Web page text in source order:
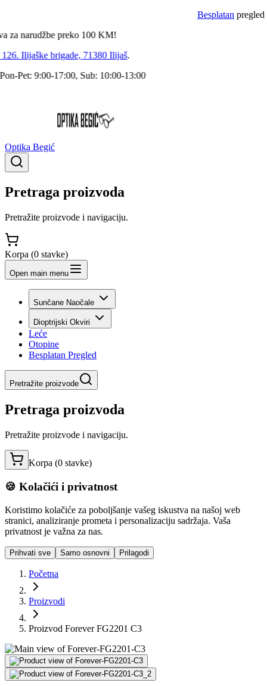
Besplatan pregled
narudžbe preko 100KM!
Ilijaške brigade, 71380 Ilijaš.
9:00-17:00, Sub: 10:00-13:00
Optika Begić
Pretraga proizvoda
Pretražite proizvode i navigaciju.
Korpa (0 stavke)
Open main menu
Sunčane Naočale
Dioptrijski Okviri
Leće
Otopine
Besplatan Pregled
Pretražite proizvode
Pretraga proizvoda
Pretražite proizvode i navigaciju.
Korpa (0 stavke)
🍪 Kolačići i privatnost
Koristimo kolačiće za poboljšanje vašeg iskustva na našoj web
stranici, analiziranje prometa i personalizaciju sadržaja. Vaša
privatnost je važna za nas.
Prihvati sve Samo osnovni Prilagodi
Početna
Proizvodi
Proizvod Forever FG2201 C3